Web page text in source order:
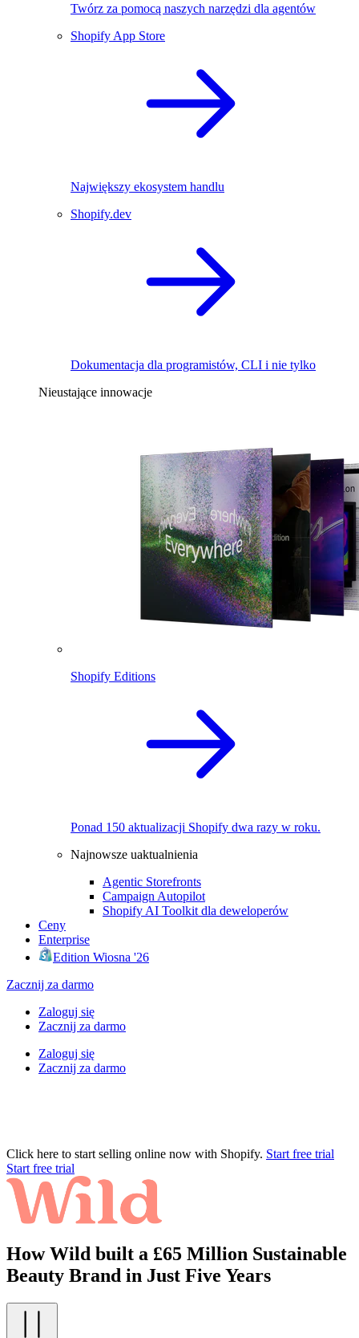
Twórz za pomocą naszych narzędzi dla agentów
Shopify App Store
Największy ekosystem handlu
Shopify.dev
Dokumentacja dla programistów, CLI i nie tylko
Nieustające innowacje
Shopify Editions
Ponad 150 aktualizacji Shopify dwa razy w roku.
Najnowsze uaktualnienia
Agentic Storefronts
Campaign Autopilot
Shopify AI Toolkit dla deweloperów
Ceny
Enterprise
Edition Wiosna '26
Zacznij za darmo
Zaloguj się
Zacznij za darmo
Zaloguj się
Zacznij za darmo
Click here to start selling online now with Shopify. Start free trial
Start free trial
How Wild built a £65 Million Sustainable
Beauty Brand in Just Five Years